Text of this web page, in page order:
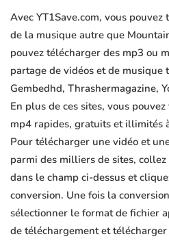
Avec YT1Save.com, vous
de la musique autre que
pouvez télécharger des mp3 ou
partage de vidéos et de
Gembedhd, Thrashermagazine,
En plus de ces sites, vous
mp4 rapides, gratuits et illimités
Pour télécharger une vidéo et
parmi des milliers de sites,
dans le champ ci-dessus et
conversion. Une fois la
sélectionner le format de fichier
de téléchargement et